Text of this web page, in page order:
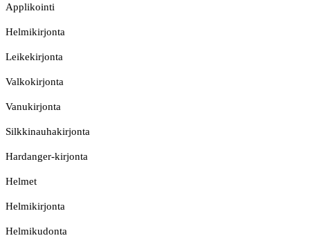
Applikointi
Helmikirjonta
Leikekirjonta
Valkokirjonta
Vanukirjonta
Silkkinauhakirjonta
Hardanger-kirjonta
Helmet
Helmikirjonta
Helmikudonta